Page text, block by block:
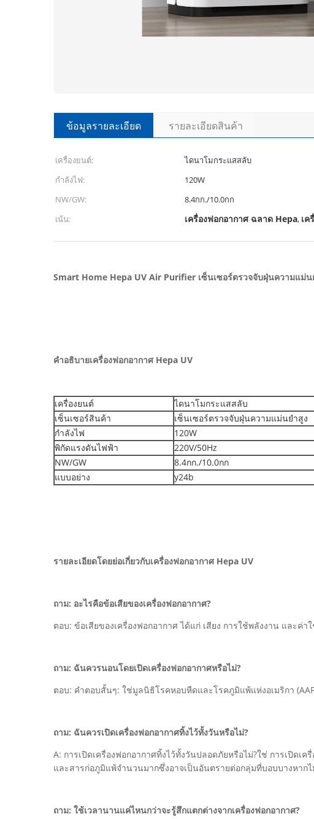
ข้อมูลรายละเอียด รายละเอียดสินค้า
เครื่องยนต์: ไดนาโมกระแสสลับ
กำลังไฟ:
120W
NW/GW:
8.4กก./10.0กก
เน้น:
เครื่องฟอกอากาศ ฉลาด Hepa, เค
Smart Home Hepa UV Air Purifier เซ็นเซอร์ตรวจจับฝุ่นความแม่น
คำอธิบายเครื่องฟอกอากาศ Hepa UV
เครื่องยนต์
ไดนาโมกระแสสลับ
เซ็นเซอร์สินค้า
เซ็นเซอร์ตรวจจับฝุ่นความแม่นยำสูง
กำลังไฟ
120W
พิกัดแรงดันไฟฟ้า
220V/50Hz
NW/GW
8.4กก./10.0กก
แบบอย่าง
y24b
รายละเอียดโดยย่อเกี่ยวกับเครื่องฟอกอากาศ Hepa UV
ถาม: อะไรคือข้อเสียของเครื่องฟอกอากาศ?
ตอบ: ข้อเสียของเครื่องฟอกอากาศ ได้แก่ เสียง การใช้พลังงาน และ
ถาม: ฉันควรนอนโดยเปิดเครื่องฟอกอากาศหรือไม่?
ตอบ: คำตอบสั้นๆ: ใช่มูลนิธิโรคหอบหืดและโรคภูมิแพ้แห่งอเมริกา
ถาม: ฉันควรเปิดเครื่องฟอกอากาศทิ้งไว้ทั้งวันหรือไม่?
A: การเปิดเครื่องฟอกอากาศทิ้งไว้ทั้งวันปลอดภัยหรือไม่?ใช่ การเปิ
และสารก่อภูมิแพ้จำนวนมากซึ่งอาจเป็นอันตรายต่อกลุ่มที่บอบบางหาก
ถาม: ใช้เวลานานแค่ไหนกว่าจะรู้สึกแตกต่างจากเครื่องฟอกอากาศ?